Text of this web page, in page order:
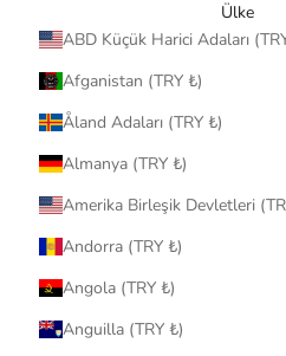
Ülke
Afganistan (TRY ₺)
Åland Adaları (TRY ₺)
Almanya (TRY ₺)
Andorra (TRY ₺)
Angola (TRY ₺)
Anguilla (TRY ₺)